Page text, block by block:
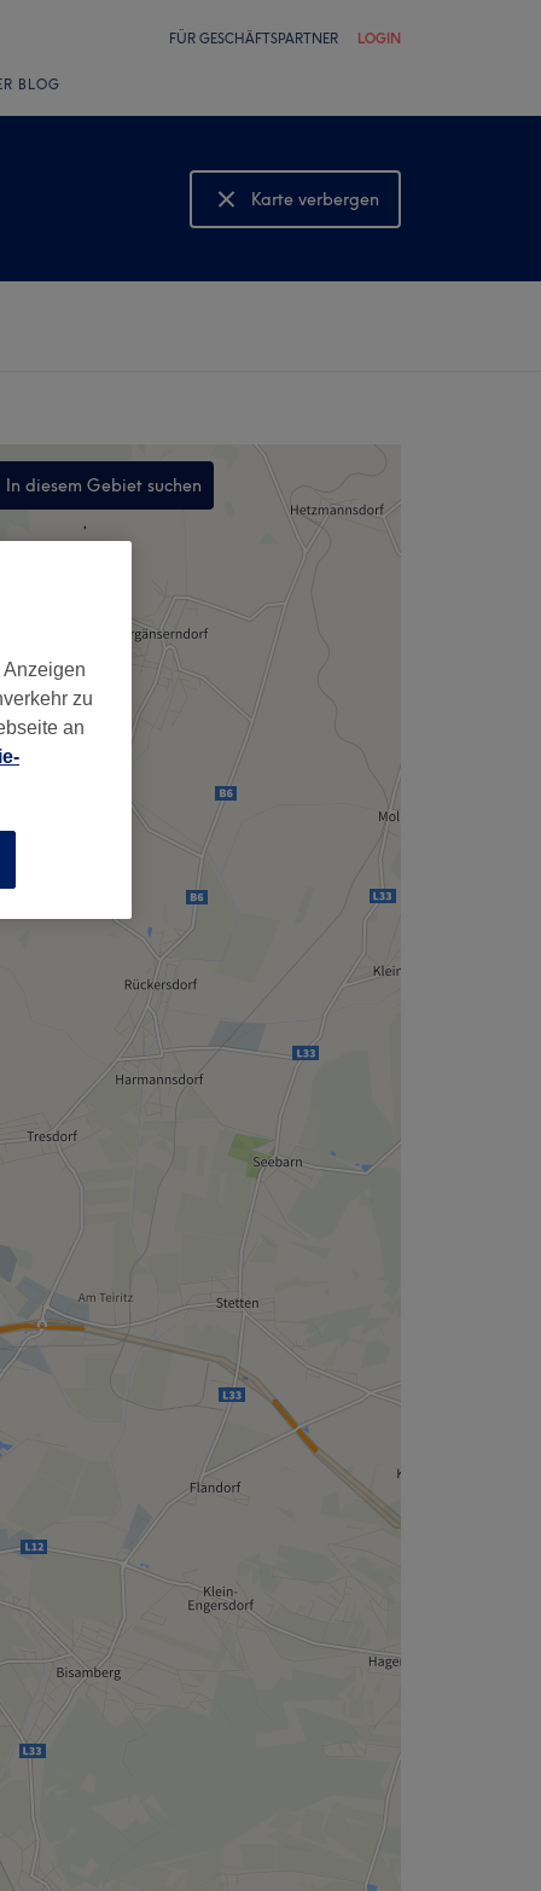
FÜR GESCHÄFTSPARTNER LOGIN
BLOG
Karte verbergen
Karte anzeigen
In diesem Gebiet suchen
,
zu
an